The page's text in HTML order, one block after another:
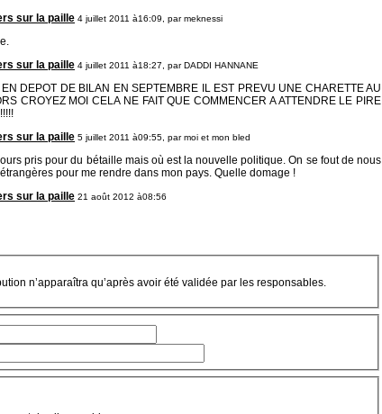
sur la paille 4 juillet 2011 à16:09, parmeknessi
sur la paille 4 juillet 2011 à18:27, parDADDI HANNANE
DEPOT DE BILAN EN SEPTEMBRE IL EST PREVU UNE CHARETTE AU
CROYEZ MOI CELA NE FAIT QUE COMMENCER A ATTENDRE LE PIRE
sur la paille 5 juillet 2011 à09:55, parmoi et mon bled
pris pour du bétaille mais où est la nouvelle politique. On se fout de nous
pour me rendre dans mon pays. Quelle domage !
sur la paille 21 août 2012 à08:56
n’apparaîtra qu’après avoir été validée par les responsables.